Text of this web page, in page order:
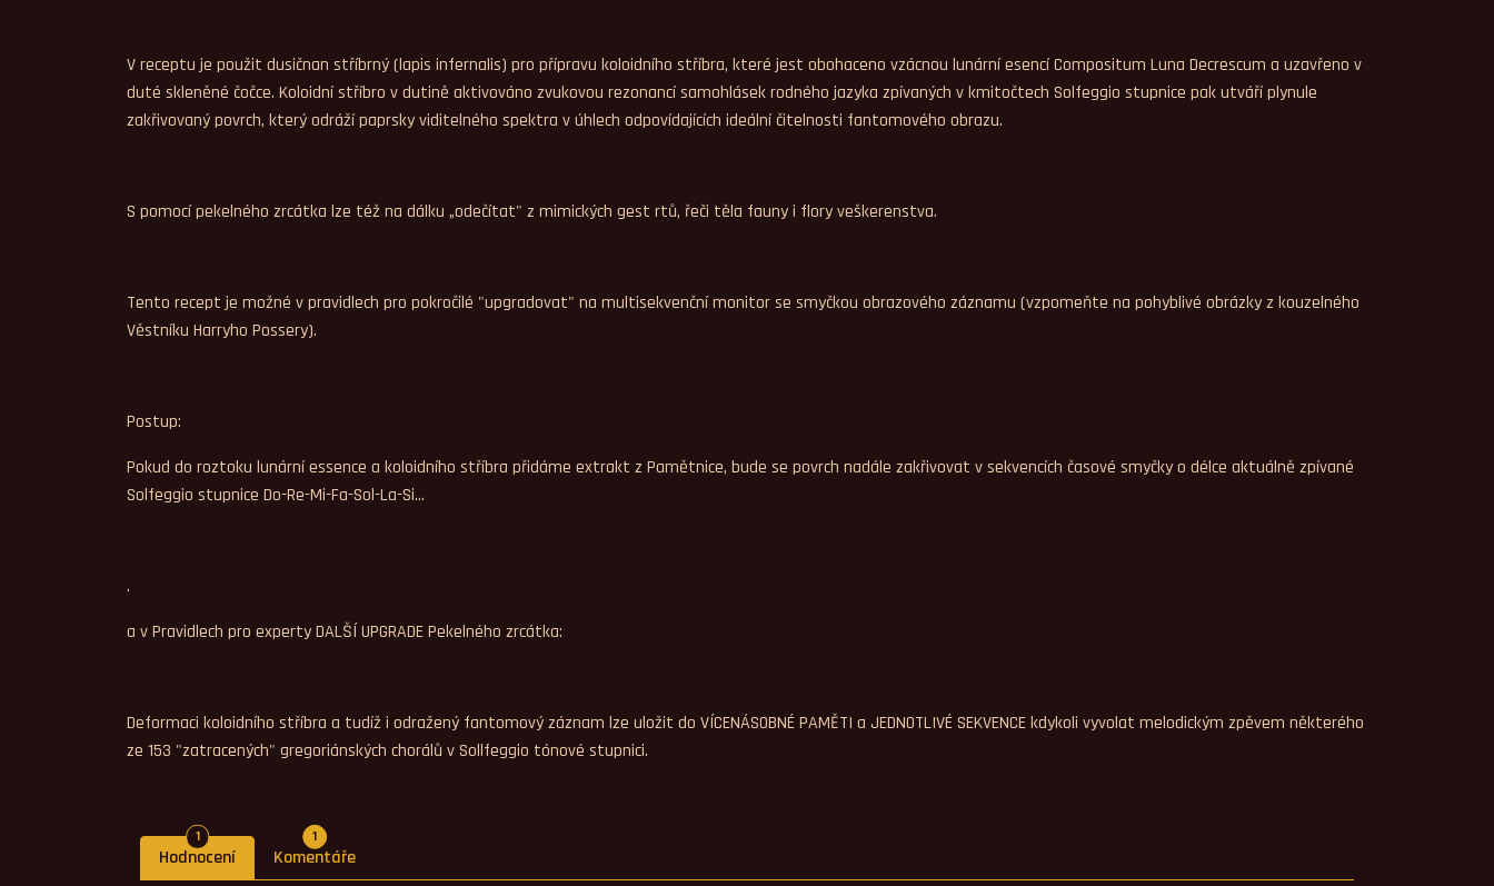
V receptu je použit dusičnan stříbrný (lapis infernalis) pro přípravu koloidního stříbra, které jest obohaceno vzácnou lunární esencí Compositum Luna Decrescum a uzavřeno v
duté skleněné čočce. Koloidní stříbro v dutině aktivováno zvukovou rezonancí samohlásek rodného jazyka zpívaných v kmitočtech Solfeggio stupnice pak utváří plynule
zakřivovaný povrch, který odráží paprsky viditelného spektra v úhlech odpovídajících ideální čitelnosti fantomového obrazu.
S pomocí pekelného zrcátka lze též na dálku „odečítat" z mimických gest rtů, řeči těla fauny i flory veškerenstva.
Tento recept je možné v pravidlech pro pokročilé "upgradovat" na multisekvenční monitor se smyčkou obrazového záznamu (vzpomeňte na pohyblivé obrázky z kouzelného
Věstníku Harryho Possery).
Postup:
Pokud do roztoku lunární essence a koloidního stříbra přidáme extrakt z Pamětnice, bude se povrch nadále zakřivovat v sekvencích časové smyčky o délce aktuálně zpívané
Solfeggio stupnice Do-Re-Mi-Fa-Sol-La-Si…
.
a v Pravidlech pro experty DALŠÍ UPGRADE Pekelného zrcátka:
Deformaci koloidního stříbra a tudíž i odražený fantomový záznam lze uložit do VÍCENÁSOBNÉ PAMĚTI a JEDNOTLIVÉ SEKVENCE kdykoli vyvolat melodickým zpěvem některého
ze 153 "zatracených" gregoriánských chorálů v Sollfeggio tónové stupnici.
Hodnocení
1Počet hodnocení
Komentáře
1Počet komentářů